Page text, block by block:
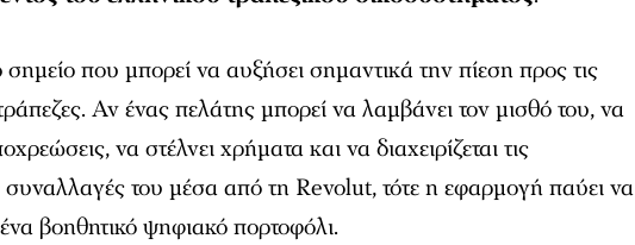
σημείο που μπορεί να αυξήσει σημαντικά την πίεση προς τις
Αν ένας πελάτης μπορεί να λαμβάνει τον μισθό του, να
να στέλνει χρήματα και να διαχειρίζεται τις
συναλλαγές του μέσα από τη Revolut, τότε η εφαρμογή παύει να
βοηθητικό ψηφιακό πορτοφόλι.